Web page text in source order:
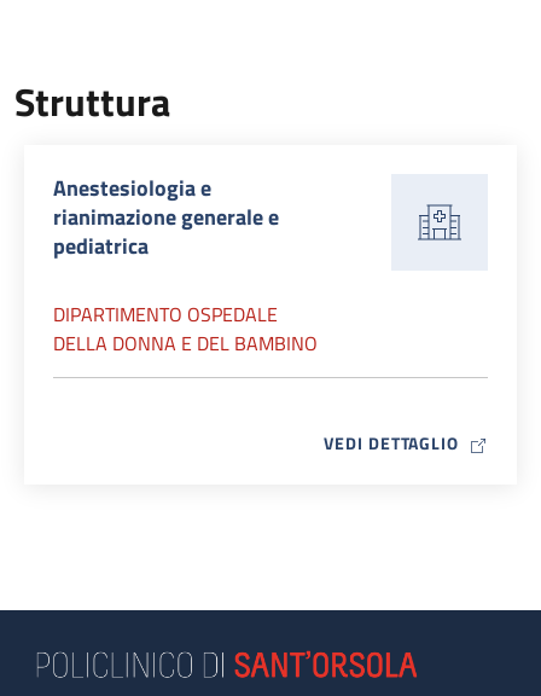
Struttura
Anestesiologia e
rianimazione generale e
pediatrica
DIPARTIMENTO OSPEDALE
DELLA DONNA E DEL BAMBINO
VEDI DETTAGLIO MAP ICON